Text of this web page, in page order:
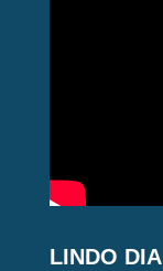
LINDO DIA